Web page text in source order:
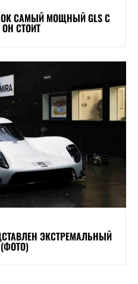
САМЫЙ МОЩНЫЙ GLS С
СТОИТ
ЭКСТРЕМАЛЬНЫЙ